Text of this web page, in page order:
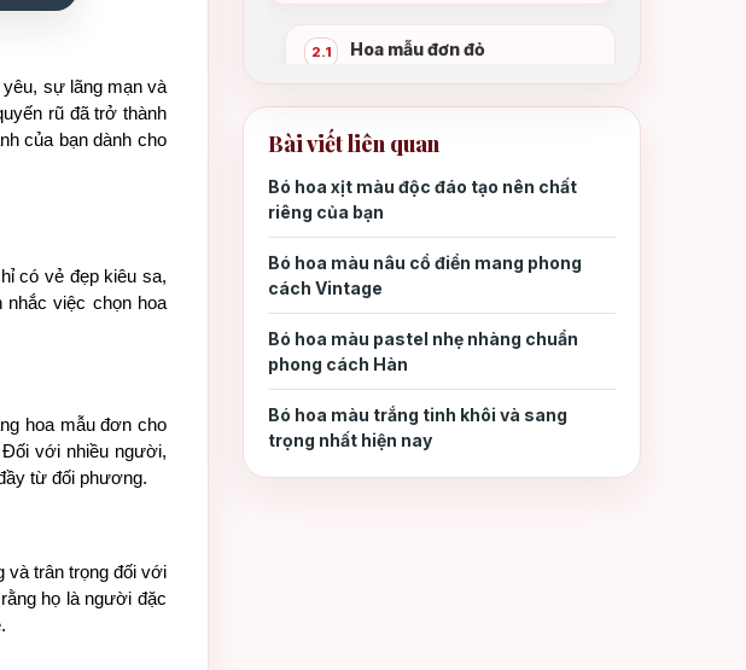
sự lãng mạn và
rũ đã trở thành
của bạn dành cho
có vẻ đẹp kiêu sa,
việc chọn hoa
hoa mẫu đơn cho
với nhiều người,
từ đối phương.
và trân trọng đối với
họ là người đặc
2.1 Hoa mẫu đơn đỏ
2.2
2.3 Hoa mẫu đơn trắng
2.4 Hoa mẫu đơn vàng
3.
Những mẫu bó hoa mẫu
nhất
Bài viết liên quan
Bó hoa xịt màu độc đáo tạo nên chất
riêng của bạn
Bó hoa màu nâu cổ điển mang phong
cách Vintage
Bó hoa màu pastel nhẹ nhàng chuẩn
phong cách Hàn
Bó hoa màu trắng tinh khôi và sang
trọng nhất hiện nay